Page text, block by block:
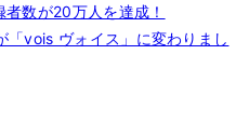
数が20万人を達成！
vois ヴォイス」に変わりまし